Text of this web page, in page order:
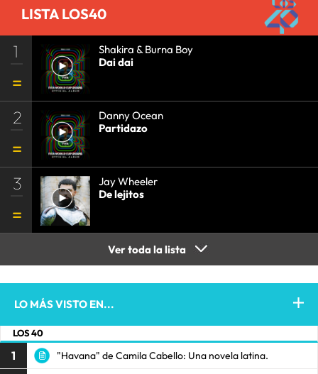
LISTA LOS40
1
Shakira & Burna Boy
Dai dai
2
Danny Ocean
Partidazo
3
Jay Wheeler
De lejitos
Ver toda la lista
LO MÁS VISTO EN...
LOS 40
1 "Havana" de Camila Cabello: Una novela latina.